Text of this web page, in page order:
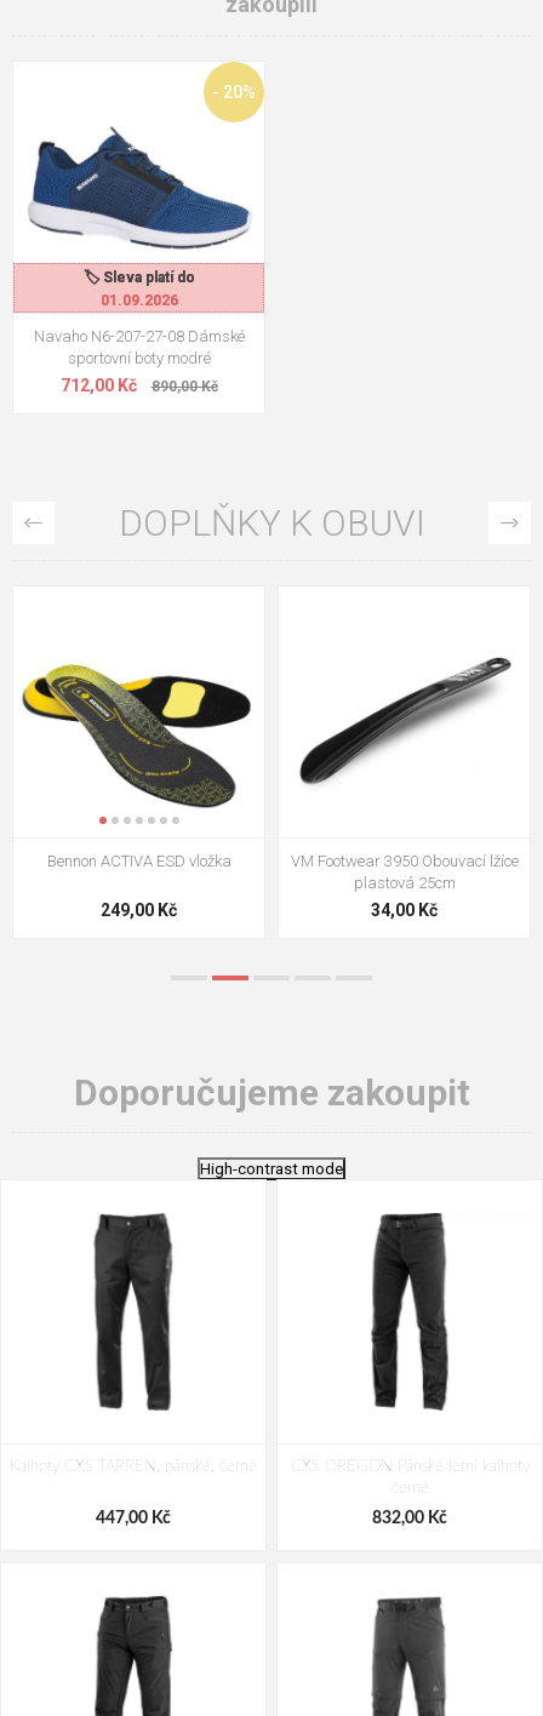
🏷️ Sleva platí do
01.09.2026
🏷️ Sleva platí do
01.09.2026
- 20%
Navaho N6-207-27-08 Dámské
sportovní boty modré
712,00 Kč 890,00 Kč
DOPLŇKY K OBUVI
VM Footwear 3009 Vkládací stélka
124,00 Kč
VM Footwear 3102 Tkaničky
ploché
18,70 Kč
Doporučujeme zakoupit
High-contrast mode
Kalhoty CXS TARREN, pánské, černé
447,00 Kč
CXS OREGON Pánské letní kalhoty
černé
832,00 Kč